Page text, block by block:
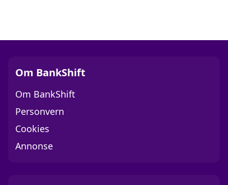
Om BankShift
Om BankShift
Personvern
Cookies
Annonse